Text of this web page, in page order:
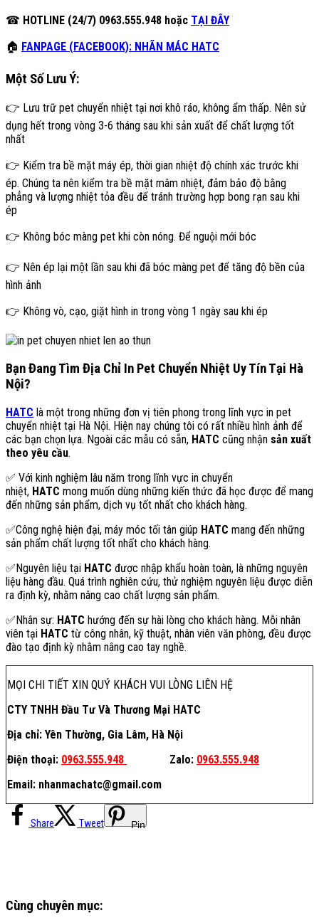
☎ HOTLINE (24/7) 0963.555.948 hoặc TẠI ĐÂY
🏠 FANPAGE (FACEBOOK): NHÃN MÁC HATC
Một Số Lưu Ý:
👉 Lưu trữ pet chuyển nhiệt tại nơi khô ráo, không ẩm thấp. Nên sử
dụng hết trong vòng 3-6 tháng sau khi sản xuất để chất lượng tốt
nhất
👉 Kiểm tra bề mặt máy ép, thời gian nhiệt độ chính xác trước khi
ép. Chúng ta nên kiểm tra bề mặt mâm nhiệt, đảm bảo độ bằng
phẳng và lượng nhiệt tỏa đều để tránh trường hợp bong rạn sau khi
ép
👉 Không bóc màng pet khi còn nóng. Để nguội mới bóc
👉 Nên ép lại một lần sau khi đã bóc màng pet để tăng độ bền của
hình ảnh
👉 Không vò, cạo, giặt hình in trong vòng 1 ngày sau khi ép
Bạn Đang Tìm Địa Chỉ In Pet Chuyển Nhiệt Uy Tín Tại Hà
Nội?
HATC là một trong những đơn vị tiên phong trong lĩnh vực in pet
chuyển nhiệt tại Hà Nội. Hiện nay chúng tôi có rất nhiều hình ảnh để
các bạn chọn lựa. Ngoài các mẫu có sẵn, HATC cũng nhận sản xuất
theo yêu cầu.
✅ Với kinh nghiệm lâu năm trong lĩnh vực in chuyển
nhiệt, HATC mong muốn dùng những kiến thức đã học được để mang
đến những sản phẩm, dịch vụ tốt nhất cho khách hàng.
✅Công nghệ hiện đại, máy móc tối tân giúp HATC mang đến những
sản phẩm chất lượng tốt nhất cho khách hàng.
✅Nguyên liệu tại HATC được nhập khẩu hoàn toàn, là những nguyên
liệu hàng đầu. Quá trình nghiên cứu, thử nghiệm nguyên liệu được diễn
ra định kỳ, nhằm nâng cao chất lượng sản phẩm.
✅Nhân sự: HATC hướng đến sự hài lòng cho khách hàng. Mỗi nhân
viên tại HATC từ công nhân, kỹ thuật, nhân viên văn phòng, đều được
đào tạo định kỳ nhằm nâng cao tay nghề.
MỌI CHI TIẾT XIN QUÝ KHÁCH VUI LÒNG LIÊN HỆ
CTY TNHH Đầu Tư Và Thương Mại HATC
Địa chỉ: Yên Thường, Gia Lâm, Hà Nội
Điện thoại: 0963.555.948 Zalo: 0963.555.948
Email: nhanmachatc@gmail.com
Share Tweet Pin
Cùng chuyên mục: